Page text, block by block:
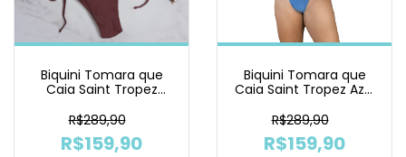
Biquini Tomara que
Caia Saint Tropez
R$289,90
R$159,90
Biquini Tomara que
Caia Saint Tropez Azul
R$289,90
R$159,90